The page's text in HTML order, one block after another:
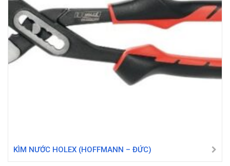
KÌM NƯỚC HOLEX (HOFFMANN – ĐỨC)